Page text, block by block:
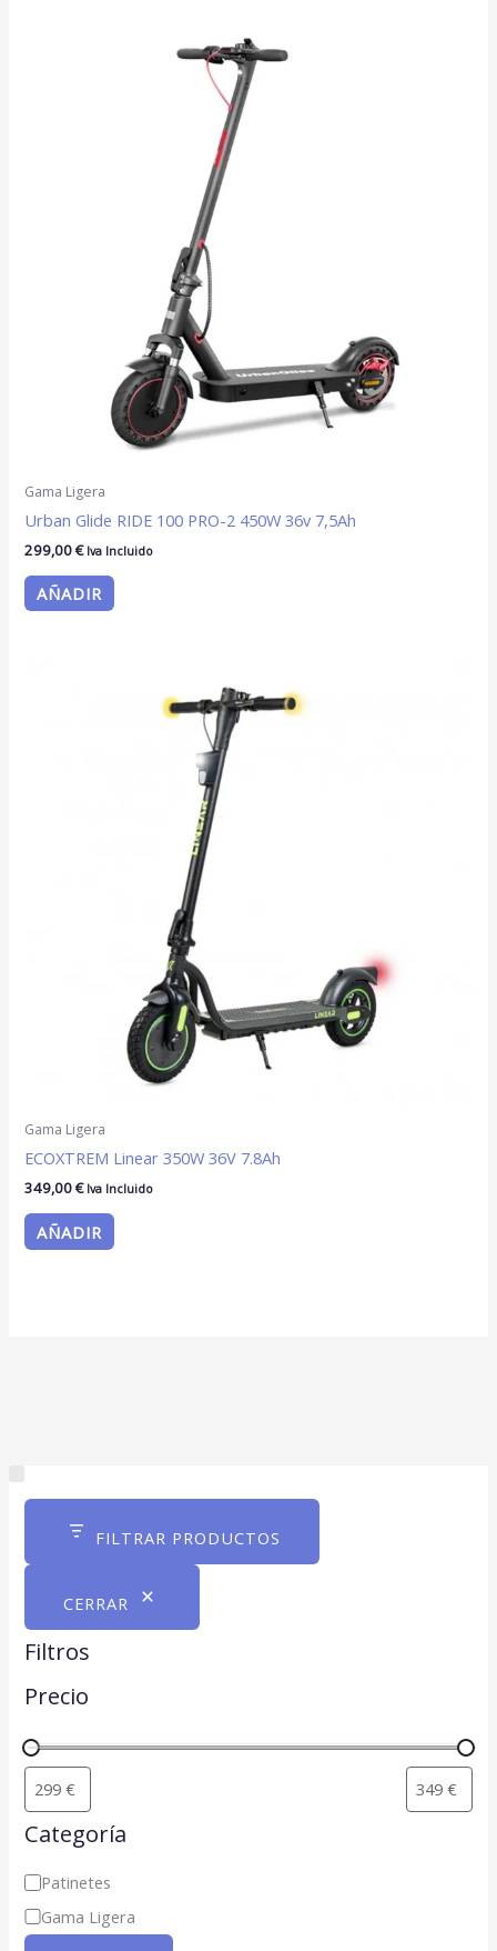
FILTRAR PRODUCTOS
CERRAR
Filtros
Precio
Categoría
e
o
í
a
Patinetes
Gama Ligera
Gama Ligera
Urban Glide RIDE 100 PRO-2 450W 36v 7,5Ah
299,00€ Iva Incluido
AÑADIR
Gama Ligera
ECOXTREM Linear 350W 36V 7.8Ah
349,00€ Iva Incluido
AÑADIR